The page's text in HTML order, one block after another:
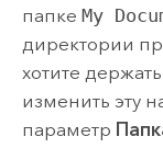
папке My
директории
хотите
изменить эту
параметр